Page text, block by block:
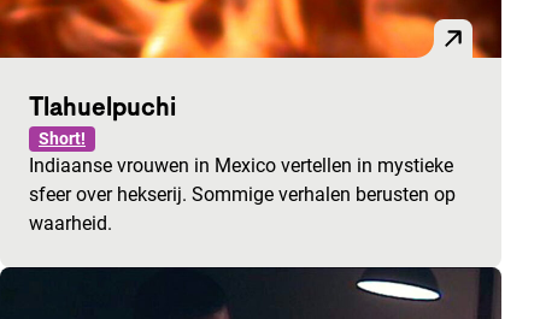
Tlahuelpuchi
Short!
Indiaanse vrouwen in Mexico vertellen in mystieke
sfeer over hekserij. Sommige verhalen berusten op
waarheid.